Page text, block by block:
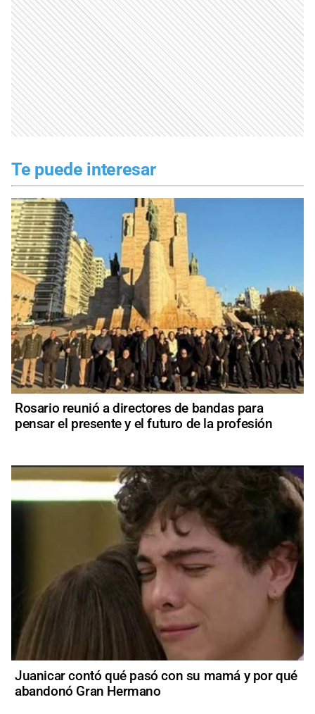
Te puede interesar
Rosario reunió a directores de bandas para
pensar el presente y el futuro de la profesión
Juanicar contó qué pasó con su mamá y por qué
abandonó Gran Hermano